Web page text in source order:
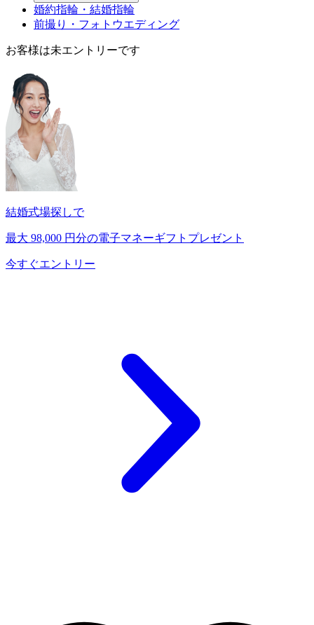
婚約指輪・結婚指輪
前撮り・フォトウエディング
お客様は未エントリーです
結婚式場探しで
最大 98,000 円分の電子マネーギフトプレゼント
今すぐエントリー